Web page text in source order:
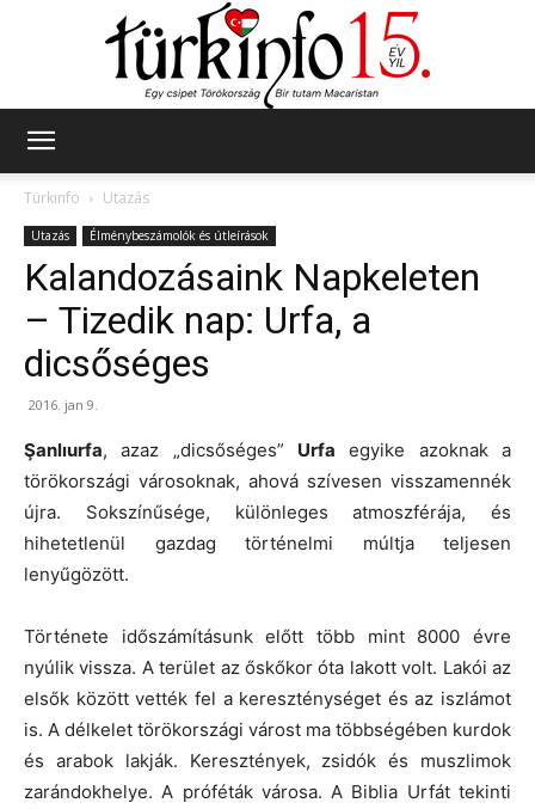
Türkinfo
Utazás
Utazás Élménybeszámolók és útleírások
Kalandozásaink Napkeleten
– Tizedik nap: Urfa, a
dicsőséges
2016. jan 9.
Şanlıurfa, azaz „dicsőséges” Urfa egyike azoknak a
törökországi városoknak, ahová szívesen visszamennék
újra. Sokszínűsége, különleges atmoszférája, és
hihetetlenül gazdag történelmi múltja teljesen
lenyűgözött.
Története időszámításunk előtt több mint 8000 évre
nyúlik vissza. A terület az őskőkor óta lakott volt. Lakói az
elsők között vették fel a kereszténységet és az iszlámot
is. A délkelet törökországi várost ma többségében kurdok
és arabok lakják. Keresztények, zsidók és muszlimok
zarándokhelye. A próféták városa. A Biblia Urfát tekinti